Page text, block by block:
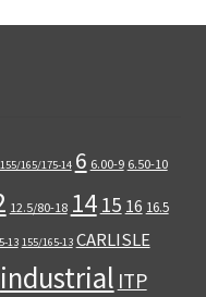
165/175-14 6 6.00-9 6.50-10
12.5/80-18 14 15 16 16.5
13 155/165-13 CARLISLE
industrial ITP